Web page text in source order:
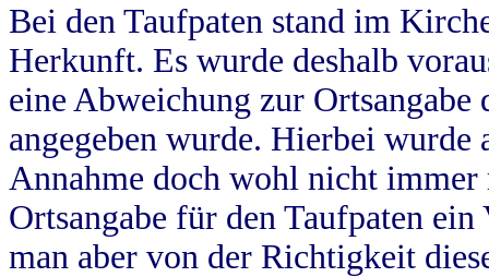
Bei den Taufpaten stand im
Herkunft. Es wurde deshalb
eine Abweichung zur
angegeben wurde. Hierbei wurde
Annahme doch wohl nicht
Ortsangabe für den Taufpaten
man aber von der Richtigkeit